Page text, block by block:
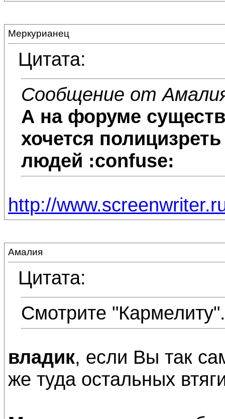
Меркурианец
Цитата:
Сообщение от
А на форуме
хочется
людей :confuse:
http://
Амалия
Цитата:
Смотрите "Кармелиту".
владик, если Вы так
же туда остальных